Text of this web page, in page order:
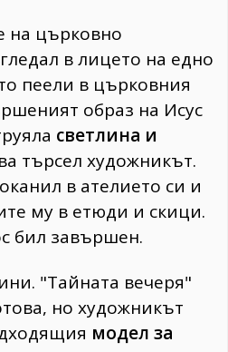
на църковно
в лицето на едно
пеели в църковния
образ на Исус
светлина и
търсел художникът.
в ателието си и
му в етюди и скици.
бил завършен.
"Тайната вечеря"
но художникът
модел за